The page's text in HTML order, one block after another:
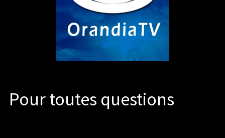
Pour toutes questions